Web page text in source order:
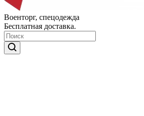
Военторг, спецодежда
Бесплатная доставка.